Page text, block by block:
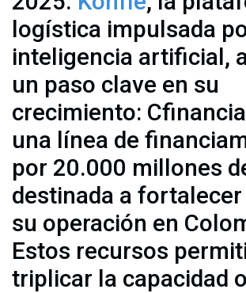
logística impulsada
inteligencia artificial,
un paso clave en su
crecimiento:
una línea de
por 20.000 millones
destinada a
su operación en
Estos recursos
triplicar la capacidad